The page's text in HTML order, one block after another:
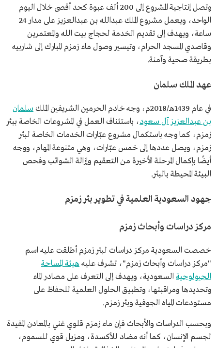
وتصل إنتاجية المشروع إلى 200 ألف عبوة كحد أقصى خلال اليوم
الواحد، ويعمل مشروع الملك عبدالله بن عبدالعزيز على مدار 24
ساعة، ويهدف إلى تقديم الخدمة لحجاج بيت الله والمعتمرين
وقاصدي المسجد الحرام، وتيسير وصول ماء زمزم المبارك إلى شاربيه
بطريقة صحية وآمنة.
عهد الملك سلمان
في عام 1439هـ/2018م، وجه خادم الحرمين الشريفين الملك
سلمان
بن عبدالعزيز آل سعود، باستئناف العمل في المشروعات الخاصة ببئر
زمزم، كما وجه باستكمال مشروع عبّارات الخدمات الخاصة لبئر
زمزم، ويصل عددها إلى خمس عبّارات، وهي متنوعة المهام، ووجه
أيضًا بإكمال المرحلة الأخيرة من التعقيم وإزالة الشوائب وفحص
البيئة المحيطة بالبئر.
جهود السعودية العلمية في تطوير بئر زمزم
مركز دراسات وأبحاث زمزم
خصصت السعودية مركز دراسات لبئر زمزم أطلقت عليه اسم
"مركز دراسات وأبحاث زمزم"، تشرف عليه هيئة المساحة
الجيولوجية السعودية، ويهدف إلى التعرف على مصادر الماء
وتحديدها ومراقبتها، وتطبيق الحلول العلمية للحفاظ على
مستودعات المياه الجوفية وبئر زمزم.
وبحسب الدراسات والأبحاث فإن ماء زمزم قلوي غني بالمعادن المفيدة
لجسم الإنسان، كما أنه مضاد للأكسدة، ومزيل قوي للسموم،